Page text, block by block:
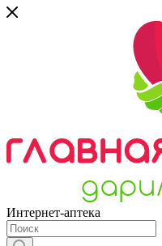
Интернет-аптека